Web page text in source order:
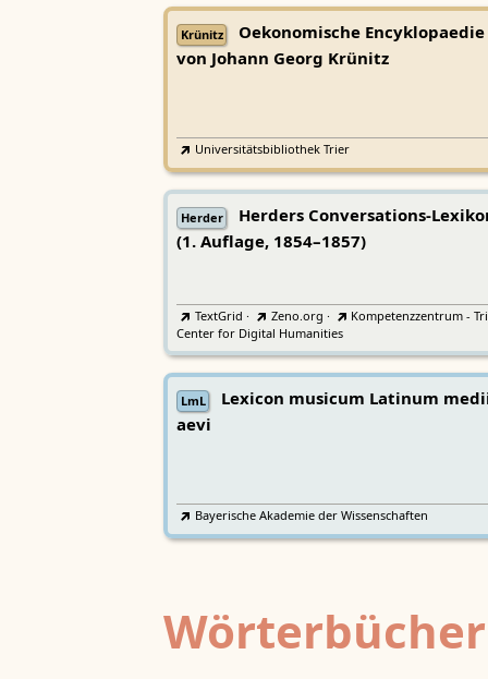
Krünitz
Oekonomische Encyklopaedie
von Johann Georg Krünitz
Universitätsbibliothek Trier
Herder
Herders Conversations-
(1. Auflage, 1854–1857)
TextGrid · Zeno.org ·
Kompetenzzentrum -
Center for Digital Humanities
LmL
Lexicon musicum Latinum
aevi
Bayerische Akademie der Wissenschaften